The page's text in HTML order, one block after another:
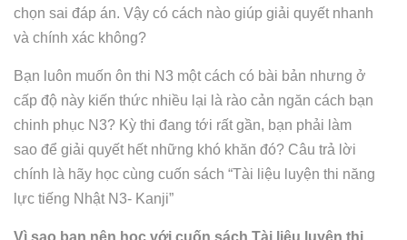
chọn sai đáp án. Vậy có cách nào giúp giải quyết nhanh
và chính xác không?
Bạn luôn muốn ôn thi N3 một cách có bài bản nhưng ở
cấp độ này kiến thức nhiều lại là rào cản ngăn cách bạn
chinh phục N3? Kỳ thi đang tới rất gần, bạn phải làm
sao để giải quyết hết những khó khăn đó? Câu trả lời
chính là hãy học cùng cuốn sách “Tài liệu luyện thi năng
lực tiếng Nhật N3- Kanji”